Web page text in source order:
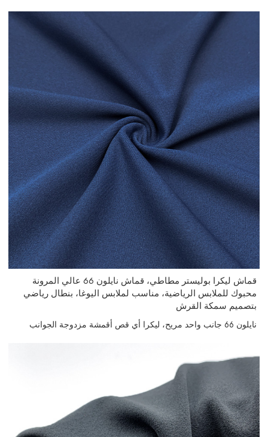
قماش ليكرا بوليستر مطاطي، قماش نايلون 66 عالي المرونة
محبوك للملابس الرياضية، مناسب لملابس اليوغا، بنطال رياضي
بتصميم سمكة القرش
نايلون 66 جانب واحد مريح، ليكرا أي قص أقمشة مزدوجة الجوانب